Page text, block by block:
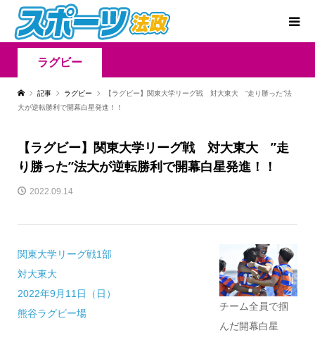
ラグビー
記事 ラグビー
【ラグビー】関東大学リーグ戦 対大東大 ”走り勝った”法
大が逆転勝利で開幕白星発進！！
【ラグビー】関東大学リーグ戦 対大東大 ”走
り勝った”法大が逆転勝利で開幕白星発進！！
2022.09.14
関東大学リーグ戦1部
対大東大
2022年9月11日（日）
熊谷ラグビー場
チーム全員で掴
んだ開幕白星